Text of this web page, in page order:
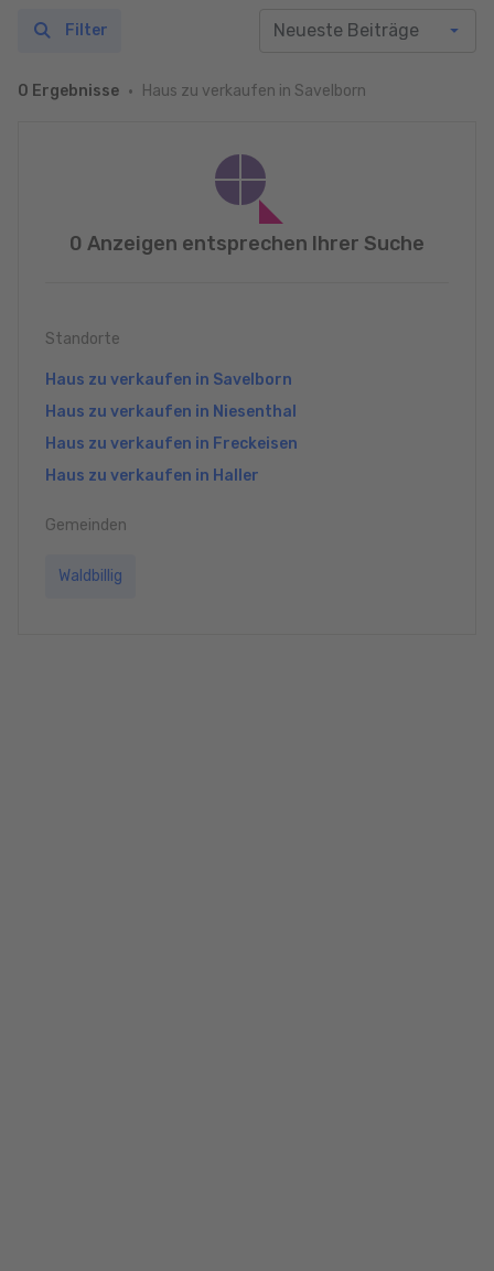
0 Ergebnisse Haus zu verkaufen in Savelborn
Filter
0 Anzeigen entsprechen Ihrer Suche
Standorte
Haus zu verkaufen in Savelborn
Haus zu verkaufen in Niesenthal
Haus zu verkaufen in Freckeisen
Haus zu verkaufen in Haller
Gemeinden
Waldbillig